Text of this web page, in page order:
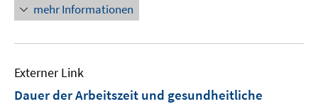
mehr Informationen
Externer Link
Dauer der Arbeitszeit und gesundheitliche